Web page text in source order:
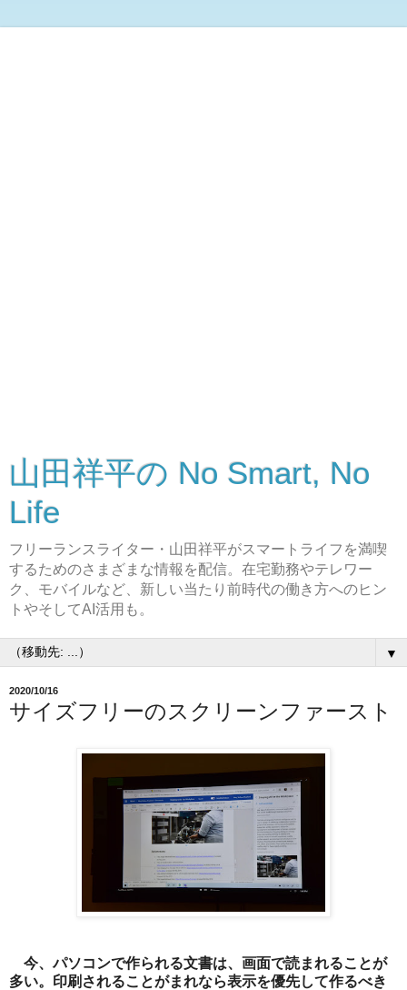
山田祥平の No Smart, No
Life
フリーランスライター・山田祥平がスマートライフを満喫
するためのさまざまな情報を配信。在宅勤務やテレワー
ク、モバイルなど、新しい当たり前時代の働き方へのヒン
トやそしてAI活用も。
▼
2020/10/16
サイズフリーのスクリーンファースト
今、パソコンで作られる文書は、画面で読まれることが
多い。印刷されることがまれなら表示を優先して作るべき